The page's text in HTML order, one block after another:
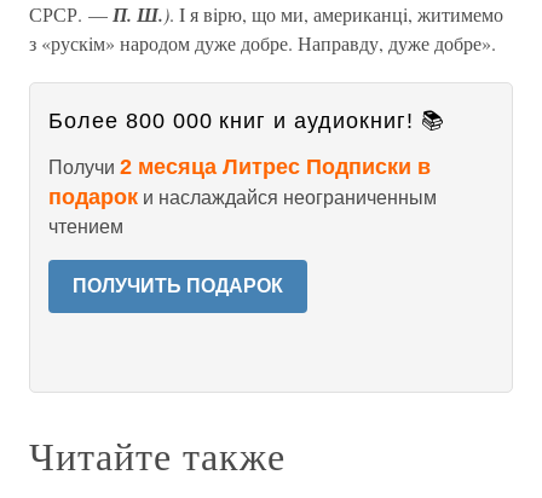
СРСР. —П. Ш.). I я вiрю, що ми, американцi, житимемо
з «рускiм» народом дуже добре. Направду, дуже добре».
Более 800 000 книг и аудиокниг! 📚
Получи 2 месяца Литрес Подписки в
подарок и наслаждайся неограниченным
чтением
ПОЛУЧИТЬ ПОДАРОК
Читайте также